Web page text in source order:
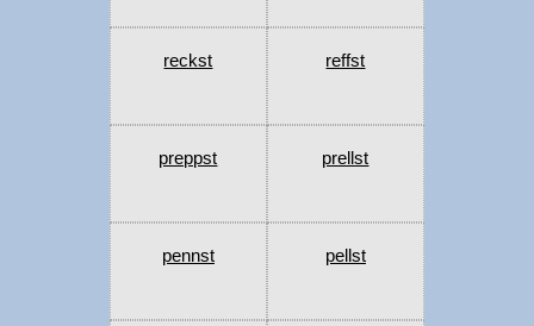
reckst reffst
preppst prellst
pennst pellst